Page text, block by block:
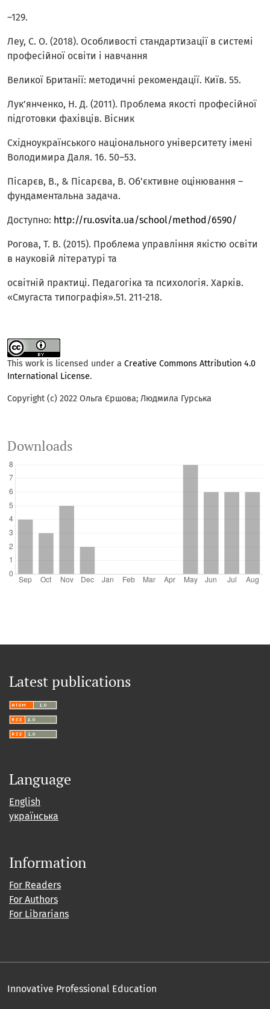
–129.
Леу, С. О. (2018). Особливості стандартизації в системі
професійної освіти і навчання
Великої Британії: методичні рекомендації. Київ. 55.
Лук’янченко, Н. Д. (2011). Проблема якості професійної
підготовки фахівців. Вісник
Східноукраїнського національного університету імені
Володимира Даля. 16. 50–53.
Пісарєв, В., & Пісарєва, В. Об’єктивне оцінювання –
фундаментальна задача.
Доступно: http://ru.osvita.ua/school/method/6590/
Рогова, Т. В. (2015). Проблема управління якістю освіти
в науковій літературі та
освітній практиці. Педагогіка та психологія. Харків.
«Смугаста типографія».51. 211-218.
This work is licensed under a Creative Commons Attribution 4.0
International License.
Copyright (c) 2022 Ольга Єршова; Людмила Гурська
Downloads
Latest publications
Language
English
українська
Information
For Readers
For Authors
For Librarians
Innovative Professional Education